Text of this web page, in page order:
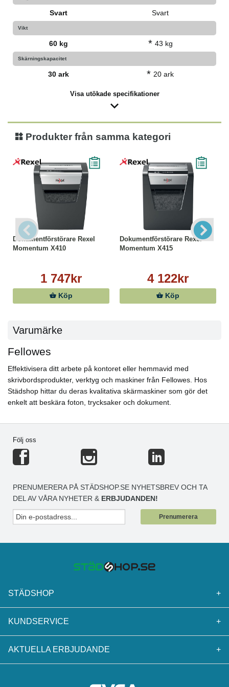
Svart Svart
Vikt
60 kg * 43 kg
Skärningskapacitet
30 ark * 20 ark
Visa utökade specifikationer
Produkter från samma kategori
Dokumentförstörare Rexel
Momentum X410
1 747kr
Köp
Dokumentförstörare Rexel
Momentum X415
4 122kr
Köp
Varumärke
Fellowes
Effektivisera ditt arbete på kontoret eller hemmavid med
skrivbordsprodukter, verktyg och maskiner från Fellowes. Hos
Städshop hittar du deras kvalitativa skärmaskiner som gör det
enkelt att beskära foton, trycksaker och dokument.
Följ oss
PRENUMERERA PÅ STÄDSHOP.SE NYHETSBREV OCH TA
DEL AV VÅRA NYHETER & ERBJUDANDEN!
Prenumerera
STÄDSHOP +
KUNDSERVICE +
AKTUELLA ERBJUDANDE +